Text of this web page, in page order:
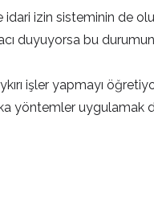
izin sisteminin de
duyuyorsa bu
işler yapmayı
yöntemler uygulamak